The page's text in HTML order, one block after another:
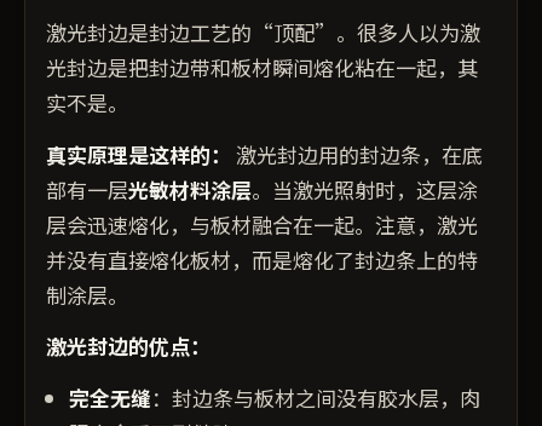
激光封边是封边工艺的“顶配”。很多人以为激
光封边是把封边带和板材瞬间熔化粘在一起，其
实不是。
真实原理是这样的： 激光封边用的封边条，在底
部有一层光敏材料涂层。当激光照射时，这层涂
层会迅速熔化，与板材融合在一起。注意，激光
并没有直接熔化板材，而是熔化了封边条上的特
制涂层。
激光封边的优点：
完全无缝：封边条与板材之间没有胶水层，肉